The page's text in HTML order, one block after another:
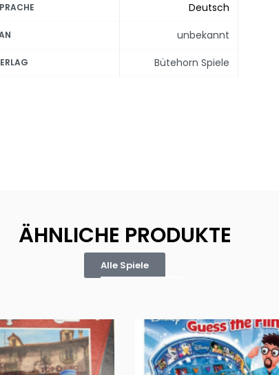
Deutsch
unbekannt
Bütehorn Spiele
ÄHNLICHE PRODUKTE
Alle Spiele